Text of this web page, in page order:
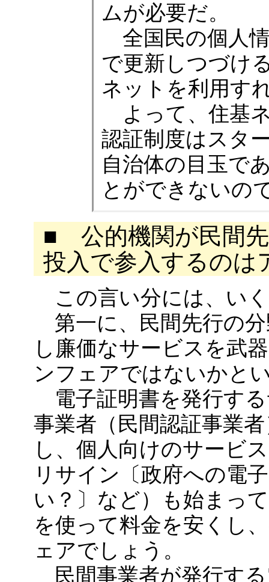
ムが必要だ。
全国民の個人
で更新しつづけ
ネットを利用す
よって、住基
認証制度はスタ
自治体の目玉で
とができないの
■ 公的機関が民間
投入で参入するのは
この言い分には、い
第一に、民間先行の
し廉価なサービスを武
ンフェアではないかと
電子証明書を発行す
事業者（民間認証事業
し、個人向けのサービ
リサイン〔政府への電
い？〕など）も始まっ
を使って料金を安くし
ェアでしょう。
民間事業者が発行す